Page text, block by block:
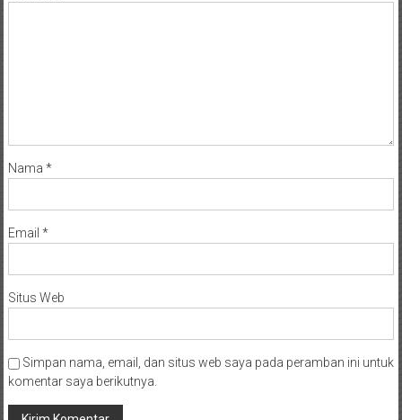
Nama *
Email *
Situs Web
Simpan nama, email, dan situs web saya pada peramban ini untuk
komentar saya berikutnya.